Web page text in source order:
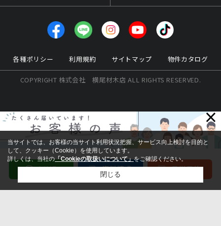
各種ポリシー 利用規約 サイトマップ 物件カタログ
COPYRIGHT 株式会社 横尾材木店 ALL RIGHTS RESERVED.
×
当サイトでは、お客様の当サイト利用状況把握、サービス向上検討を目的と
して、クッキー（Cookie）を使用しています。
詳しくは、当社の「Cookieの取扱いについて」をご確認ください。
閉じる